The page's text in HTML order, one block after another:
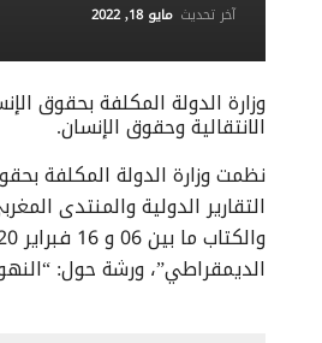
آخر تحديث مايو 18, 2022
وزارة الدولة المكلفة بحقوق
الانتقالية وحقوق الإنسان.
نظمت وزارة الدولة المكلفة
الديمقراطي”، ورشة حول: